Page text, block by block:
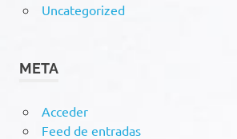
Uncategorized
META
Acceder
Feed de entradas